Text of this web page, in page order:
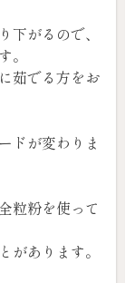
がるので、
。
茹でる方をお
ドが変わりま
粒粉を使って
あります。